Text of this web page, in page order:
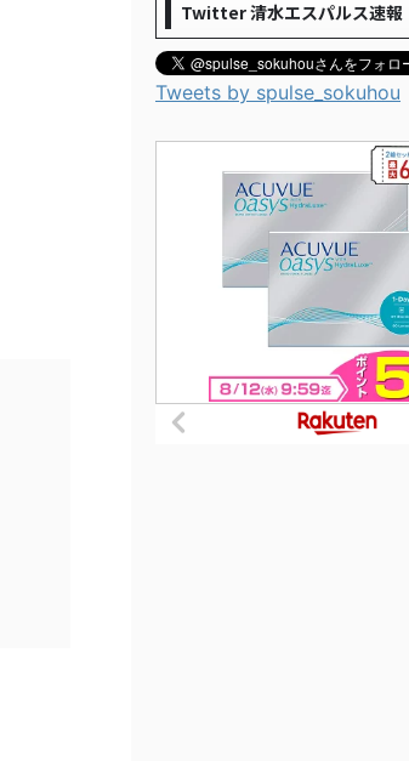
Twitter 清水エスパルス速報
Tweets by spulse_sokuhou